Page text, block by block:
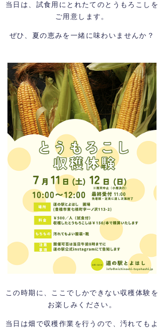
当日は、試食用にとれたてのとうもろこしを
ご用意します。
ぜひ、夏の恵みを一緒に味わいませんか？
この時期に、ここでしかできない収穫体験を
お楽しみください。
当日は畑で収穫作業を行うので、汚れてもよ